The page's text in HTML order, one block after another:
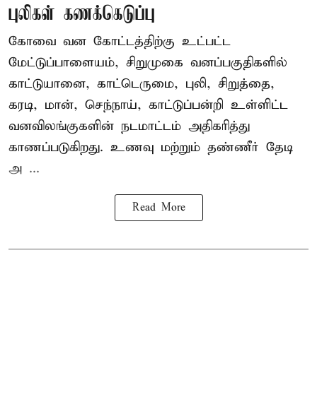
புலிகள் கணக்கெடுப்பு
கோவை வன கோட்டத்திற்கு உட்பட்ட
மேட்டுப்பாளையம், சிறுமுகை வனப்பகுதிகளில்
காட்டுயானை, காட்டெருமை, புலி, சிறுத்தை,
கரடி, மான், செந்நாய், காட்டுப்பன்றி உள்ளிட்ட
வனவிலங்குகளின் நடமாட்டம் அதிகரித்து
காணப்படுகிறது. உணவு மற்றும் தண்ணீர் தேடி
அ ...
Read More